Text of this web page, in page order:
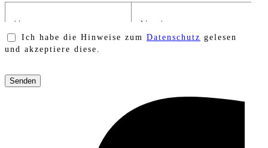
Ich habe die Hinweise zum Datenschutz gelesen
und akzeptiere diese.
lasse